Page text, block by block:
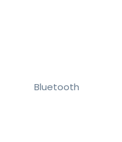
Bluetooth